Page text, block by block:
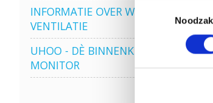
INFORMATIE OVER WTW
VENTILATIE
UHOO - DÈ BINNENKLIMAAT
MONITOR